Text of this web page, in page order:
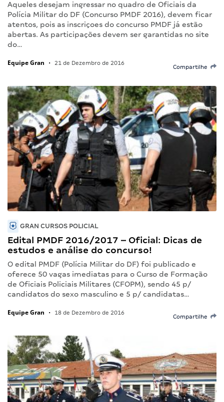
Aqueles desejam ingressar no quadro de Oficiais da
Polícia Militar do DF (Concurso PMDF 2016), devem ficar
atentos, pois as inscriçoes do concurso PMDF já estão
abertas. As participações devem ser garantidas no site
do…
Equipe Gran • 21 de Dezembro de 2016
Compartilhe
GRAN CURSOS POLICIAL
Edital PMDF 2016/2017 – Oficial: Dicas de
estudos e análise do concurso!
O edital PMDF (Polícia Militar do DF) foi publicado e
oferece 50 vagas imediatas para o Curso de Formação
de Oficiais Policiais Militares (CFOPM), sendo 45 p/
candidatos do sexo masculino e 5 p/ candidatas…
Equipe Gran • 18 de Dezembro de 2016
Compartilhe